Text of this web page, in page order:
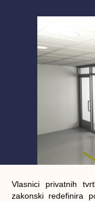
Vlasnici privatnih
zakonski redefinira